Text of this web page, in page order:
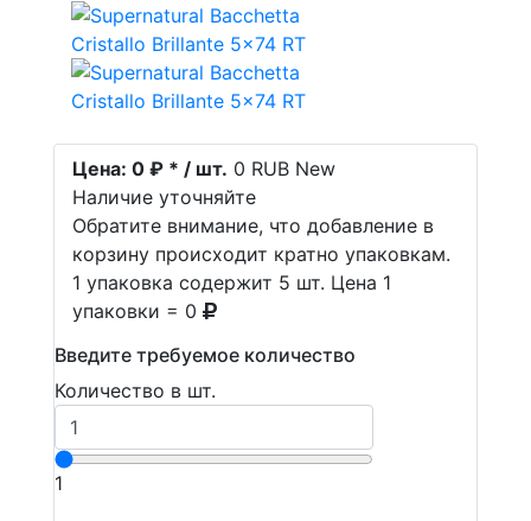
Цена: 0 ₽ * / шт. 0 RUB New
Наличие уточняйте
Обратите внимание, что добавление в
корзину происходит кратно упаковкам.
1 упаковка содержит 5 шт. Цена 1
упаковки = 0
Введите требуемое количество
Количество в шт.
1